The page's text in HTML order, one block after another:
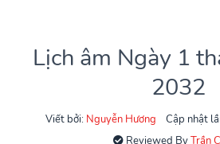
Lịch âm Ngày 1
2032
Viết bởi: Nguyễn Hương
Cập nhật
Reviewed ByTrần